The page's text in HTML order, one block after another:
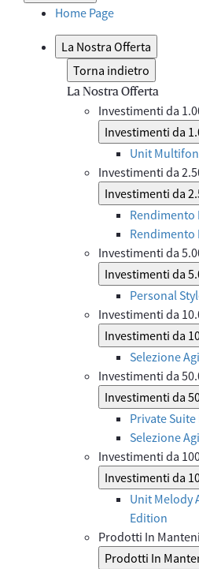
Home Page
La Nostra Offerta
Torna indietro
La Nostra Offerta
Investimenti da
Investimenti da
Unit
Investimenti da
Investimenti da
Rendimento
Rendimento
Investimenti da
Investimenti da
Personal
Investimenti da
Investimenti da
Selezione
Investimenti da
Investimenti da
Private Suite
Selezione
Investimenti da
Investimenti da
Unit Melody
Edition
Prodotti In
Prodotti In